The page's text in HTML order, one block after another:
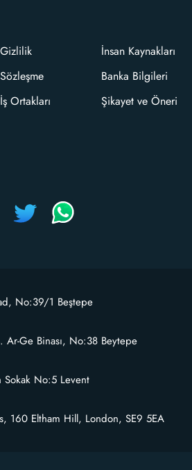
Gizlilik
Sözleşme
İş Ortakları
İnsan Kaynakları
Banka Bilgileri
Şikayet ve Öneri
No:39/1 Beştepe
Ar-Ge Binası, No:38 Beytepe
Sokak No:5 Levent
160 Eltham Hill, London, SE9 5EA